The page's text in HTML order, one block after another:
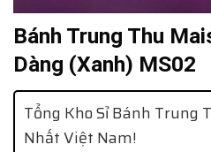
Bánh Trung Thu
Dàng (Xanh) MS02
Tổng Kho Sỉ Bánh Trung
Nhất Việt Nam!